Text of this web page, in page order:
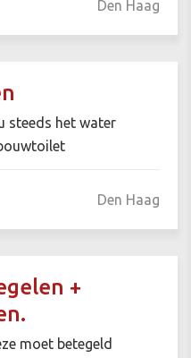
Den Haag
steeds het water
Den Haag
+
moet betegeld